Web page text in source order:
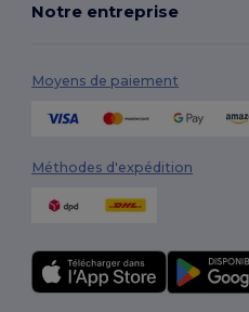
Notre entreprise
Moyens de paiement
Méthodes d'expédition